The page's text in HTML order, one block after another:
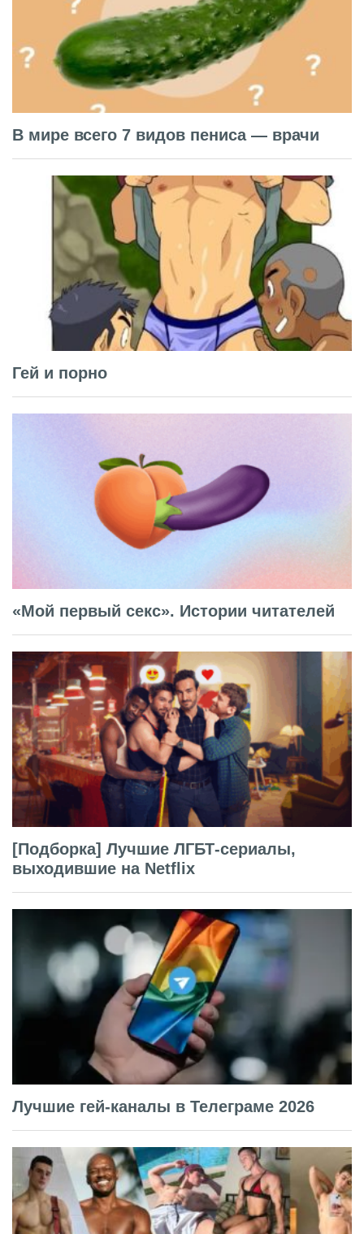
В мире всего 7 видов пениса — врачи
Гей и порно
«Мой первый секс». Истории читателей
[Подборка] Лучшие ЛГБТ-сериалы,
выходившие на Netflix
Лучшие гей-каналы в Телеграме 2026